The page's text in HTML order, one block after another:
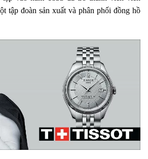
tập đoàn sản xuất và phân phối đồng hồ